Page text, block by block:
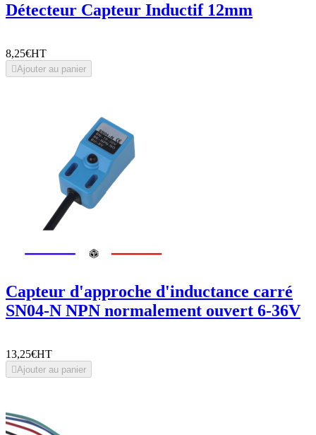
Détecteur Capteur Inductif 12mm
8,25€HT
Ajouter au panier
Capteur d'approche d'inductance carré
SN04-N NPN normalement ouvert 6-36V
13,25€HT
Ajouter au panier